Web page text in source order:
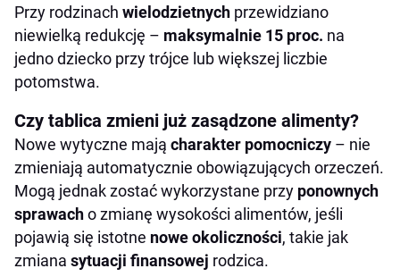
Przy rodzinach wielodzietnych przewidziano
niewielką redukcję – maksymalnie 15 proc. na
jedno dziecko przy trójce lub większej liczbie
potomstwa.
Czy tablica zmieni już zasądzone alimenty?
Nowe wytyczne mają charakter pomocniczy – nie
zmieniają automatycznie obowiązujących orzeczeń.
Mogą jednak zostać wykorzystane przy ponownych
sprawacho zmianę wysokości alimentów, jeśli
pojawią się istotne noweokoliczności, takie jak
zmiana sytuacji finansowej rodzica.